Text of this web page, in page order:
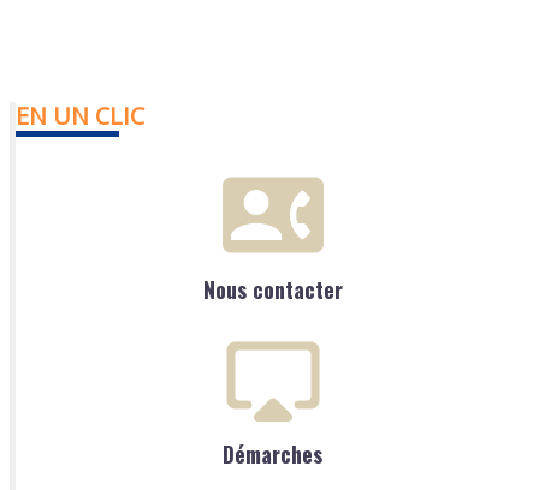
EN UN CLIC
Nous contacter
Démarches